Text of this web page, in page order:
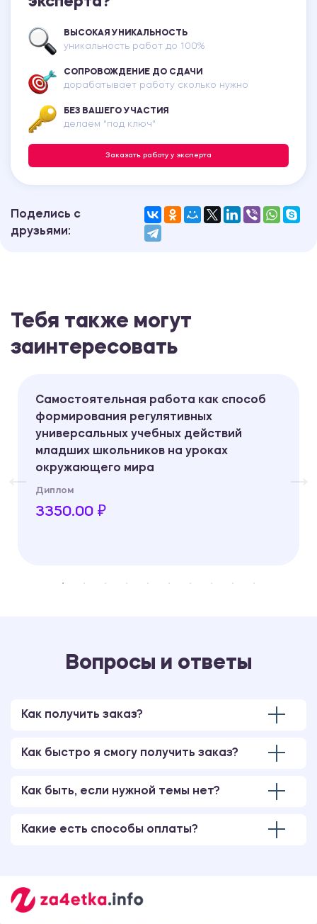
ВЫСОКАЯ УНИКАЛЬНОСТЬ
уникальность работ до 100%
СОПРОВОЖДЕНИЕ ДО СДАЧИ
дорабатывает работу сколько нужно
БЕЗ ВАШЕГО УЧАСТИЯ
делаем "под ключ"
Заказать работу у эксперта
Поделись с
друзьями:
Тебя также могут
заинтересовать
Самостоятельная работа как способ
формирования регулятивных
универсальных учебных действий
младших школьников на уроках
окружающего мира
Диплом
3350.00 ₽
Вопросы и ответы
Как получить заказ?
Как быстро я смогу получить заказ?
Как быть, если нужной темы нет?
Какие есть способы оплаты?